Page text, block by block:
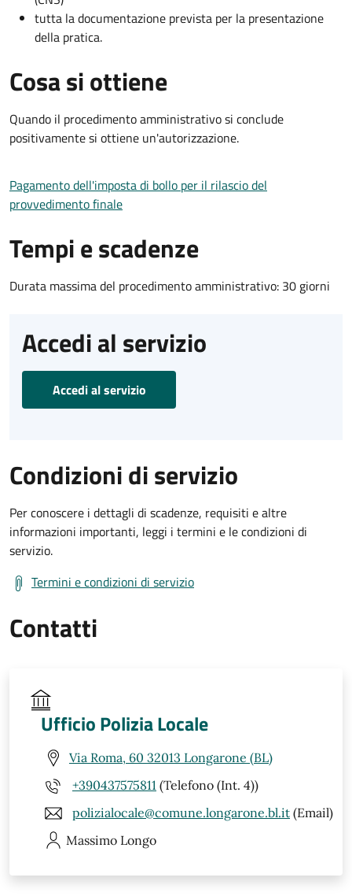
tutta la documentazione prevista per la presentazione
della pratica.
Cosa si ottiene
Quando il procedimento amministrativo si conclude
positivamente si ottiene un'autorizzazione.
Pagamento dell'imposta di bollo per il rilascio del
provvedimento finale
Tempi e scadenze
Durata massima del procedimento amministrativo: 30 giorni
Accedi al servizio
Accedi al servizio
Condizioni di servizio
Per conoscere i dettagli di scadenze, requisiti e altre
informazioni importanti, leggi i termini e le condizioni di
servizio.
Termini e condizioni di servizio
Contatti
Ufficio Polizia Locale
Via Roma, 60 32013 Longarone (BL)
+390437575811 (Telefono (Int. 4))
polizialocale@comune.longarone.bl.it (Email)
Massimo Longo